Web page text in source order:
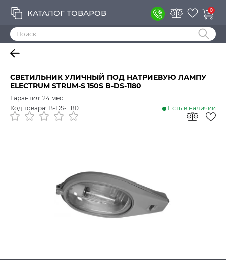
КАТАЛОГ ТОВАРОВ 0
СВЕТИЛЬНИК УЛИЧНЫЙ ПОД НАТРИЕВУЮ ЛАМПУ
ELECTRUM STRUM-S 150S B-DS-1180
Гарантия: 24 мес.
Код товара: B-DS-1180
Есть в наличии